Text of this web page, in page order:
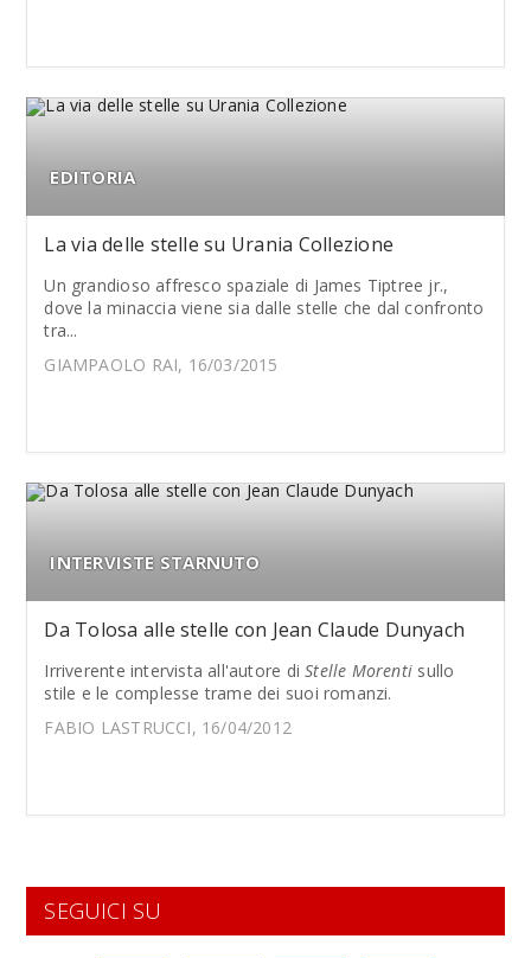
EDITORIA
La via delle stelle su Urania Collezione
Un grandioso affresco spaziale di James Tiptree jr.,
dove la minaccia viene sia dalle stelle che dal confronto
tra...
GIAMPAOLO RAI, 16/03/2015
INTERVISTE STARNUTO
Da Tolosa alle stelle con Jean Claude Dunyach
Irriverente intervista all'autore diStelle Morenti sullo
stile e le complesse trame dei suoi romanzi.
FABIO LASTRUCCI, 16/04/2012
SEGUICI SU